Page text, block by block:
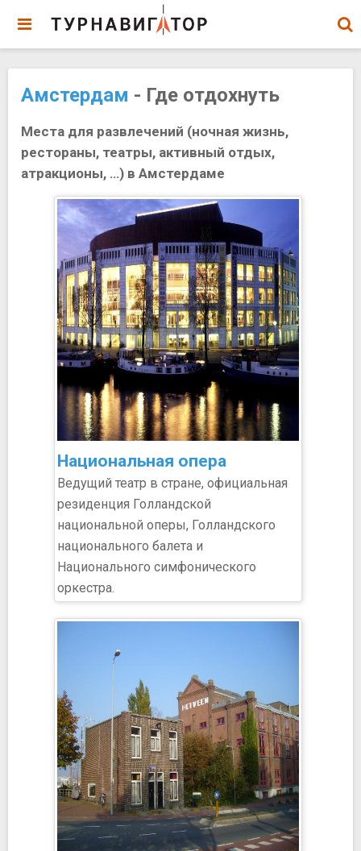
Амстердам - Где отдохнуть
Места для развлечений (ночная жизнь,
рестораны, театры, активный отдых,
атракционы, …) в Амстердаме
Национальная опера
Ведущий театр в стране, официальная
резиденция Голландской
национальной оперы, Голландского
национального балета и
Национального симфонического
оркестра.